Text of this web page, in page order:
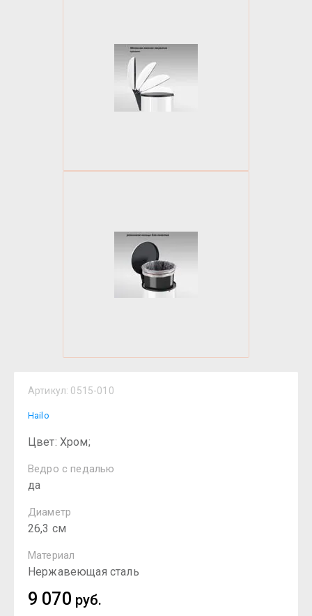
Артикул: 0515-010
Hailo
Цвет: Хром;
Ведро с педалью
да
Диаметр
26,3 см
Материал
Нержавеющая сталь
9 070 руб.